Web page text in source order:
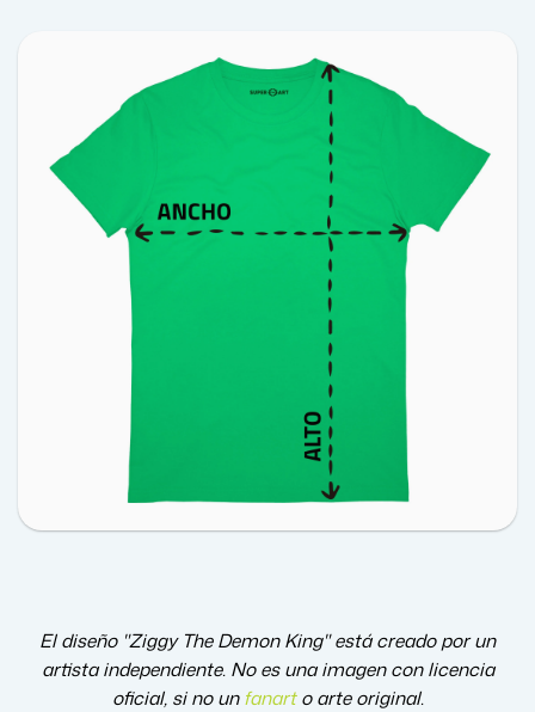
El diseño "Ziggy The Demon King" está creado por un
artista independiente. No es una imagen con licencia
oficial, si no unfanart o arte original.